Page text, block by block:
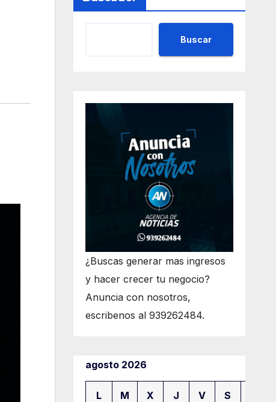
Buscar
¿Buscas generar mas ingresos
y hacer crecer tu negocio?
Anuncia con nosotros,
escribenos al 939262484.
agosto 2026
L M X J V S